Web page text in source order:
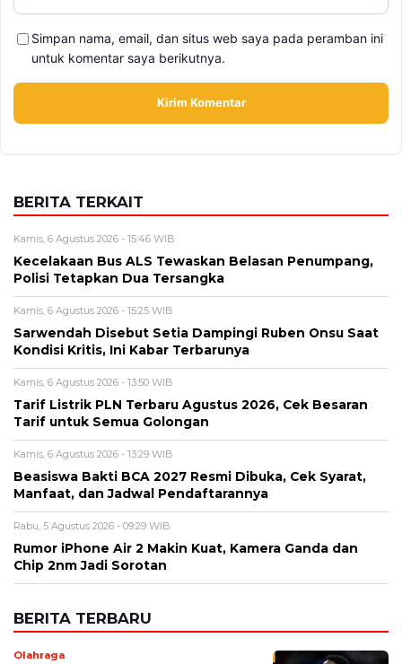
Simpan nama, email, dan situs web saya pada peramban ini
untuk komentar saya berikutnya.
BERITA TERKAIT
Kamis, 6 Agustus 2026 - 15:46 WIB
Kecelakaan Bus ALS Tewaskan Belasan Penumpang,
Polisi Tetapkan Dua Tersangka
Kamis, 6 Agustus 2026 - 15:25 WIB
Sarwendah Disebut Setia Dampingi Ruben Onsu Saat
Kondisi Kritis, Ini Kabar Terbarunya
Kamis, 6 Agustus 2026 - 13:50 WIB
Tarif Listrik PLN Terbaru Agustus 2026, Cek Besaran
Tarif untuk Semua Golongan
Kamis, 6 Agustus 2026 - 13:29 WIB
Beasiswa Bakti BCA 2027 Resmi Dibuka, Cek Syarat,
Manfaat, dan Jadwal Pendaftarannya
Rabu, 5 Agustus 2026 - 09:29 WIB
Rumor iPhone Air 2 Makin Kuat, Kamera Ganda dan
Chip 2nm Jadi Sorotan
BERITA TERBARU
Olahraga